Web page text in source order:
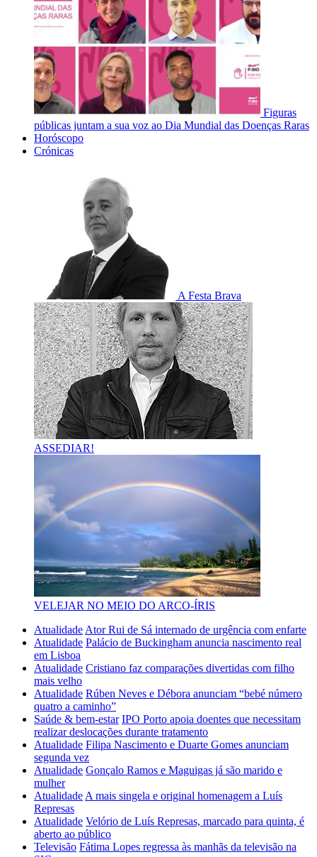
Figuras
públicas juntam a sua voz ao Dia Mundial das Doenças Raras
Horóscopo
Crónicas
A Festa Brava
ASSEDIAR!
VELEJAR NO MEIO DO ARCO-ÍRIS
Atualidade Ator Rui de Sá internado de urgência com enfarte
Atualidade Palácio de Buckingham anuncia nascimento real
em Lisboa
Atualidade Cristiano faz comparações divertidas com filho
mais velho
Atualidade Rúben Neves e Débora anunciam “bebé número
quatro a caminho”
Saúde & bem-estar IPO Porto apoia doentes que necessitam
realizar deslocações durante tratamento
Atualidade Filipa Nascimento e Duarte Gomes anunciam
segunda vez
Atualidade Gonçalo Ramos e Maguigas já são marido e
mulher
Atualidade A mais singela e original homenagem a Luís
Represas
Atualidade Velório de Luís Represas, marcado para quinta, é
aberto ao público
Televisão Fátima Lopes regressa às manhãs da televisão na